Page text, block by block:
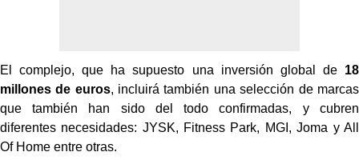
El complejo, que ha supuesto una inversión global de 18
millones de euros, incluirá también una selección de marcas
que también han sido del todo confirmadas, y cubren
diferentes necesidades: JYSK, Fitness Park, MGI, Joma y All
Of Home entre otras.